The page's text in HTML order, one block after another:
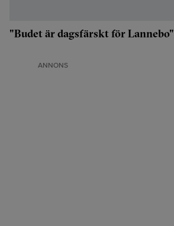
"Budet är dagsfärskt för Lannebo"
ANNONS